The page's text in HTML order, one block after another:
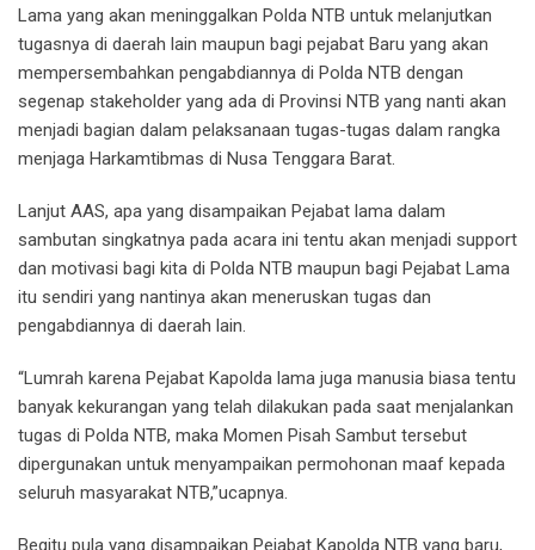
Lama yang akan meninggalkan Polda NTB untuk melanjutkan
tugasnya di daerah lain maupun bagi pejabat Baru yang akan
mempersembahkan pengabdiannya di Polda NTB dengan
segenap stakeholder yang ada di Provinsi NTB yang nanti akan
menjadi bagian dalam pelaksanaan tugas-tugas dalam rangka
menjaga Harkamtibmas di Nusa Tenggara Barat.
Lanjut AAS, apa yang disampaikan Pejabat lama dalam
sambutan singkatnya pada acara ini tentu akan menjadi support
dan motivasi bagi kita di Polda NTB maupun bagi Pejabat Lama
itu sendiri yang nantinya akan meneruskan tugas dan
pengabdiannya di daerah lain.
“Lumrah karena Pejabat Kapolda lama juga manusia biasa tentu
banyak kekurangan yang telah dilakukan pada saat menjalankan
tugas di Polda NTB, maka Momen Pisah Sambut tersebut
dipergunakan untuk menyampaikan permohonan maaf kepada
seluruh masyarakat NTB,”ucapnya.
Begitu pula yang disampaikan Pejabat Kapolda NTB yang baru,